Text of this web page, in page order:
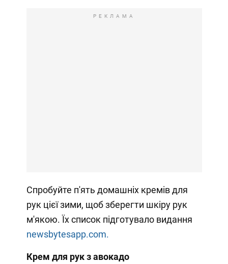
РЕКЛАМА
Спробуйте п'ять домашніх кремів для
рук цієї зими, щоб зберегти шкіру рук
м'якою. Їх список підготувало видання
newsbytesapp.com.
Крем для рук з авокадо